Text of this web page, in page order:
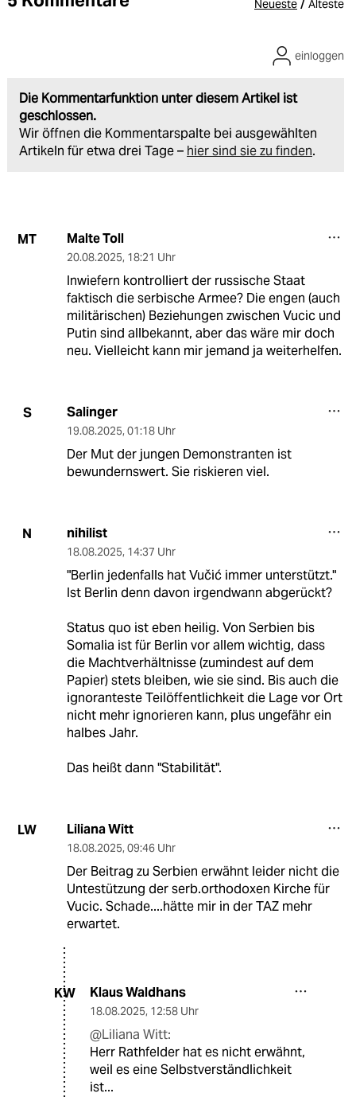
Neueste / Älteste
Die Kommentarfunktion unter diesem Artikel ist
geschlossen.
Wir öffnen die Kommentarspalte bei ausgewählten
Artikeln für etwa drei Tage – hier sind sie zu finden.
einloggen
MT Malte Toll
20.08.2025, 18:21 Uhr
Inwiefern kontrolliert der russische Staat
faktisch die serbische Armee? Die engen (auch
militärischen) Beziehungen zwischen Vucic und
Putin sind allbekannt, aber das wäre mir doch
neu. Vielleicht kann mir jemand ja weiterhelfen.
S Salinger
19.08.2025, 01:18 Uhr
Der Mut der jungen Demonstranten ist
bewundernswert. Sie riskieren viel.
N nihilist
18.08.2025, 14:37 Uhr
"Berlin jedenfalls hat Vučić immer unterstützt."
Ist Berlin denn davon irgendwann abgerückt?
Status quo ist eben heilig. Von Serbien bis
Somalia ist für Berlin vor allem wichtig, dass
die Machtverhältnisse (zumindest auf dem
Papier) stets bleiben, wie sie sind. Bis auch die
ignoranteste Teilöffentlichkeit die Lage vor Ort
nicht mehr ignorieren kann, plus ungefähr ein
halbes Jahr.
Das heißt dann "Stabilität".
LW Liliana Witt
18.08.2025, 09:46 Uhr
Der Beitrag zu Serbien erwähnt leider nicht die
Untestützung der serb.orthodoxen Kirche für
Vucic. Schade....hätte mir in der TAZ mehr
erwartet.
KW Klaus Waldhans
18.08.2025, 12:58 Uhr
@Liliana Witt:
Herr Rathfelder hat es nicht erwähnt,
weil es eine Selbstverständlichkeit
ist...